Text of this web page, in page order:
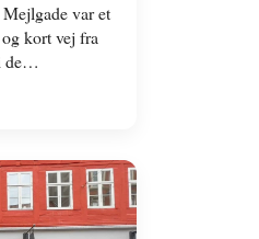
var et
kort vej fra
de…